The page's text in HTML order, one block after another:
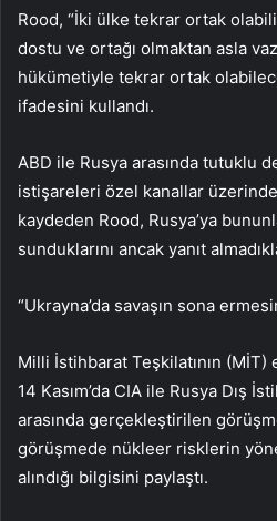
Rood, “İki ülke tekrar ortak
dostu ve ortağı olmaktan asla
hükümetiyle tekrar ortak
ifadesini kullandı.
ABD ile Rusya arasında tutuklu
istişareleri özel kanallar
kaydeden Rood, Rusya’ya
sunduklarını ancak yanıt
“Ukrayna’da savaşın sona
Milli İstihbarat Teşkilatının (MİT)
14 Kasım’da CIA ile Rusya Dış
arasında gerçekleştirilen
görüşmede nükleer risklerin
alındığı bilgisini paylaştı.